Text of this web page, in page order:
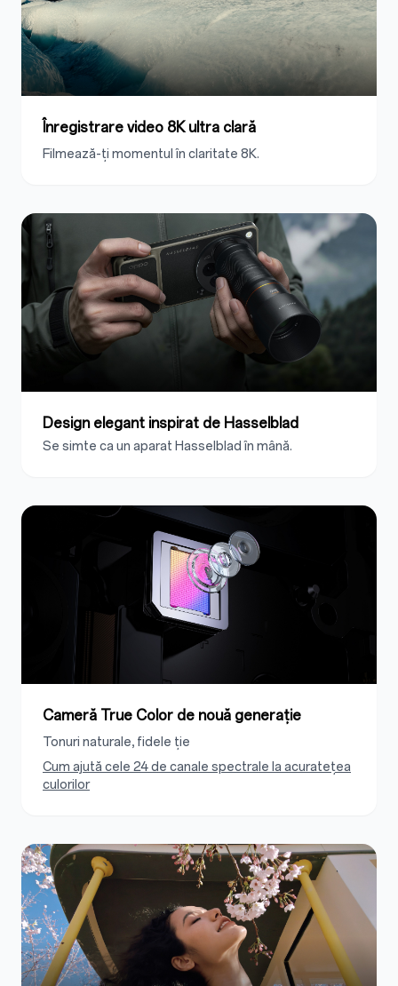
Înregistrare video 8K ultra clară
Filmează-ți momentul în claritate 8K.
Design elegant inspirat de Hasselblad
Se simte ca un aparat Hasselblad în mână.
Cameră True Color de nouă generație
Tonuri naturale, fidele ție
Cum ajută cele 24 de canale spectrale la acuratețea
culorilor